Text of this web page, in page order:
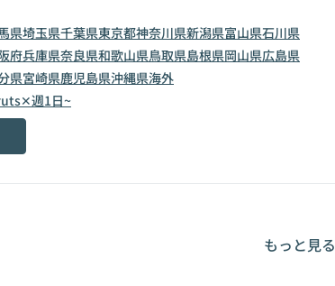
県埼玉県千葉県東京都神奈川県新潟県富山県石川県
府兵庫県奈良県和歌山県鳥取県島根県岡山県広島県
県宮崎県鹿児島県沖縄県海外
週1日~
もっと見る